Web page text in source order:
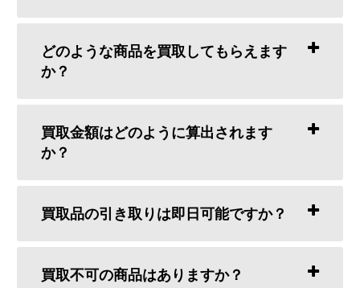
どのような商品を買取してもらえます
か？
買取金額はどのように算出されます
か？
買取品の引き取りは即日可能ですか？
買取不可の商品はありますか？